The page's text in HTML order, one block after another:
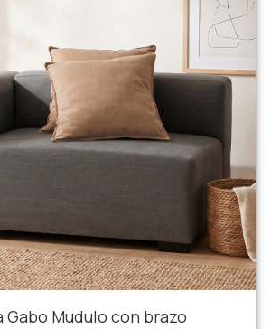
Gabo Mudulo con brazo